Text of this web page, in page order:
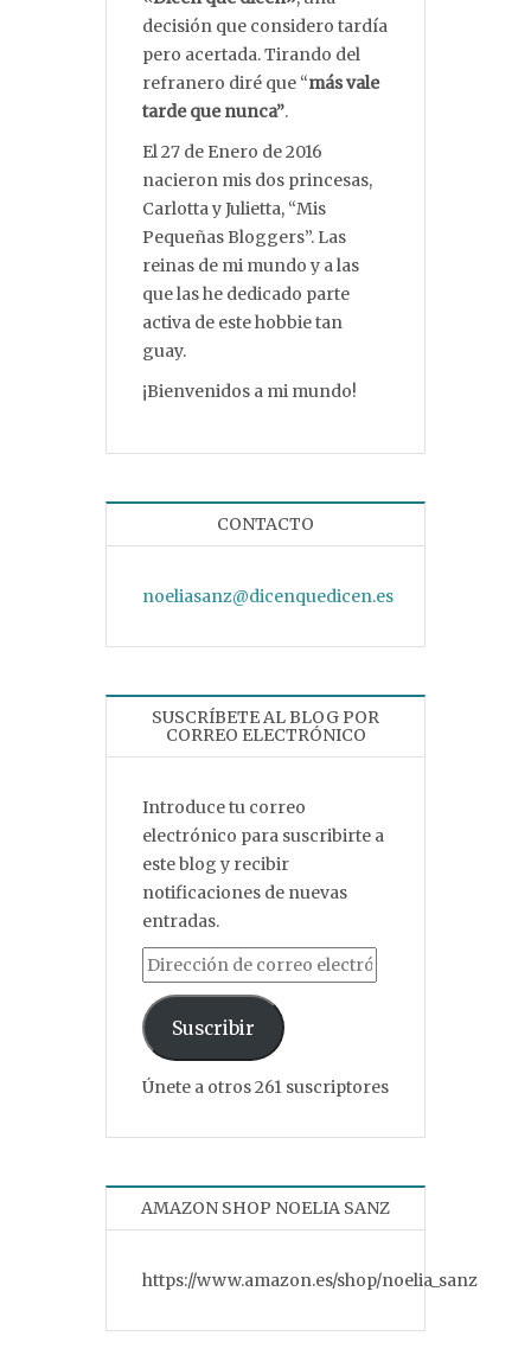
decisión que considero tardía
pero acertada. Tirando del
refranero diré que “más vale
tarde que nunca”.
El 27 de Enero de 2016
nacieron mis dos princesas,
Carlotta y Julietta, “Mis
Pequeñas Bloggers”. Las
reinas de mi mundo y a las
que las he dedicado parte
activa de este hobbie tan
guay.
¡Bienvenidos a mi mundo!
CONTACTO
noeliasanz@dicenquedicen.es
SUSCRÍBETE AL BLOG POR
CORREO ELECTRÓNICO
Introduce tu correo
electrónico para suscribirte a
este blog y recibir
notificaciones de nuevas
entradas.
Dirección de correo electrónico
Suscribir
Únete a otros 261 suscriptores
AMAZON SHOP NOELIA SANZ
https://www.amazon.es/shop/noelia_sanz